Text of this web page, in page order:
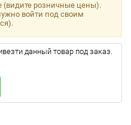
(видите розничные цены).
войти под своим
данный товар под заказ.